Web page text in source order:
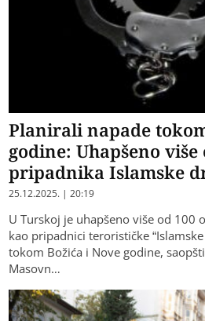
Planirali napade
godine: Uhapšeno više
pripadnika Islamske
25.12.2025. | 20:19
U Turskoj je uhapšeno više od 100
kao pripadnici terorističke
tokom Božića i Nove godine,
Masovn…